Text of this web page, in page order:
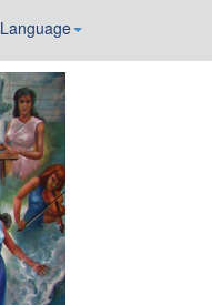
Language